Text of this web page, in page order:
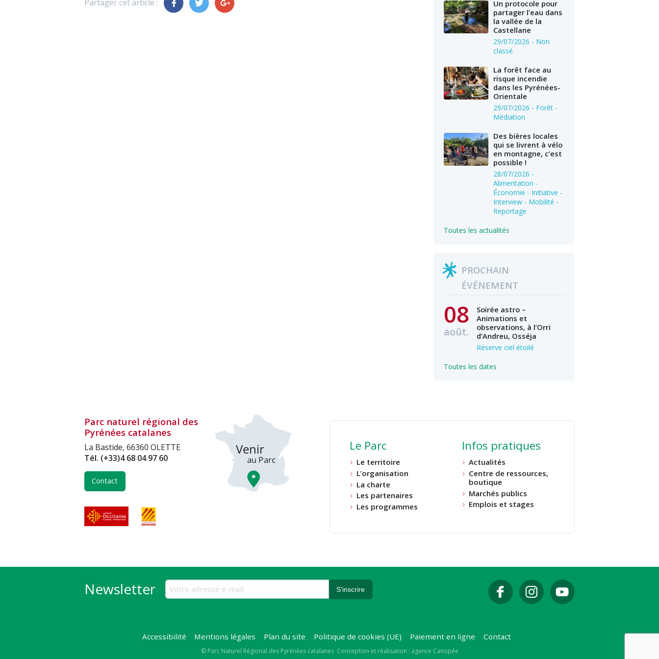
Partager cet article :
Un protocole pour
partager l’eau dans
la vallée de la
Castellane
29/07/2026 - Non
classé
La forêt face au
risque incendie
dans les Pyrénées-
Orientale
29/07/2026 - Forêt -
Médiation
Des bières locales
qui se livrent à vélo
en montagne, c’est
possible !
28/07/2026 -
Alimentation -
Économie - Initiative -
Interview - Mobilité -
Reportage
Toutes les actualités
PROCHAIN
ÉVÉNEMENT
08
août.
Soirée astro –
Animations et
observations, à l’Orri
d’Andreu, Osséja
Réserve ciel étoilé
Toutes les dates
Parc naturel régional des
Pyrénées catalanes
La Bastide, 66360 OLETTE
Tél. (+33)4 68 04 97 60
Contact
Le Parc
Le territoire
L’organisation
La charte
Les partenaires
Les programmes
Infos pratiques
Actualités
Centre de ressources,
boutique
Marchés publics
Emplois et stages
Newsletter
Accessibilité Mentions légales Plan du site Politique de cookies (UE) Paiement en ligne Contact
Copyright
© Parc Naturel Régional des Pyrénées catalanes Conception et réalisation : agence Canopée